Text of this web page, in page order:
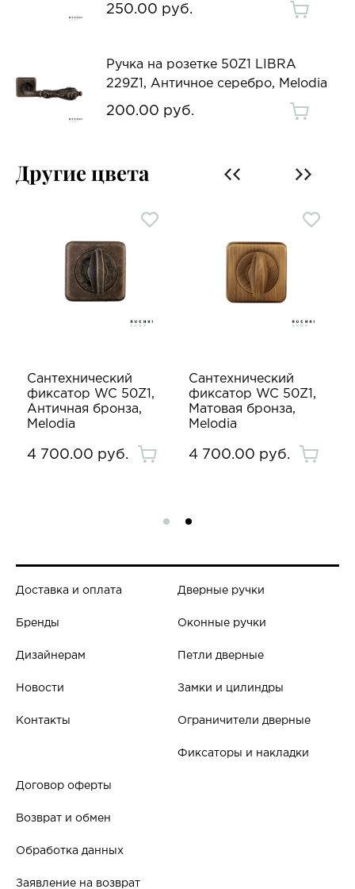
250.00 руб.
Ручка на розетке 50Z1 LIBRA
229Z1, Античное серебро, Melodia
200.00 руб.
Другие цвета
Сантехнический
фиксатор WC 50Z1,
Античная бронза,
Melodia
4 700.00 руб.
Сантехнический
фиксатор WC 50Z1,
Матовая бронза,
Melodia
4 700.00 руб.
Доставка и оплата
Бренды
Дизайнерам
Новости
Контакты
Дверные ручки
Оконные ручки
Петли дверные
Замки и цилиндры
Ограничители дверные
Фиксаторы и накладки
Договор оферты
Возврат и обмен
Обработка данных
Заявление на возврат